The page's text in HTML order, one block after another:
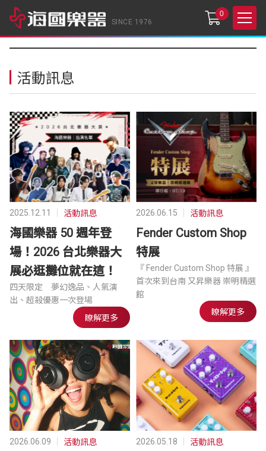
SINCE 1976
0
活動訊息
2025.12.11 活動訊息
海國樂器 50 週年登
場！2026 台北樂器大
展必逛攤位就在這！
四天限定 夢幻逸品、人氣演
出、超殺優惠一次登場
瞭解更多
2026.06.15 活動訊息
Fender Custom Shop
特展
『 Fender Custom Shop 特展 』
首次來到台南 又昇樂器 崇明精選
館
瞭解更多
2026.06.09 活動訊息 2026.05.18 活動訊息